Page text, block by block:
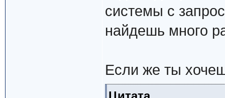
системы с
найдешь много
Если же ты